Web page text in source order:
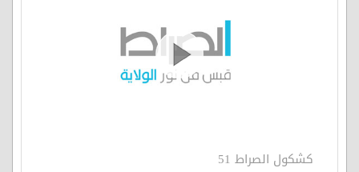
كشكول الصراط 51